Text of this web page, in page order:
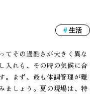
生活
てその過酷さが大きく異な
入れも、その時の気候に合
。まず、最も体調管理が難
ましょう。夏の現場は、特